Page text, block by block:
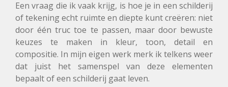
Een vraag die ik vaak krijg, is hoe je in een schilderij
of tekening echt ruimte en diepte kunt creëren: niet
door één truc toe te passen, maar door bewuste
keuzes te maken in kleur, toon, detail en
compositie. In mijn eigen werk merk ik telkens weer
dat juist het samenspel van deze elementen
bepaalt of een schilderij gaat leven.